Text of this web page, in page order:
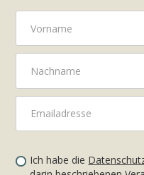
Ich habe die